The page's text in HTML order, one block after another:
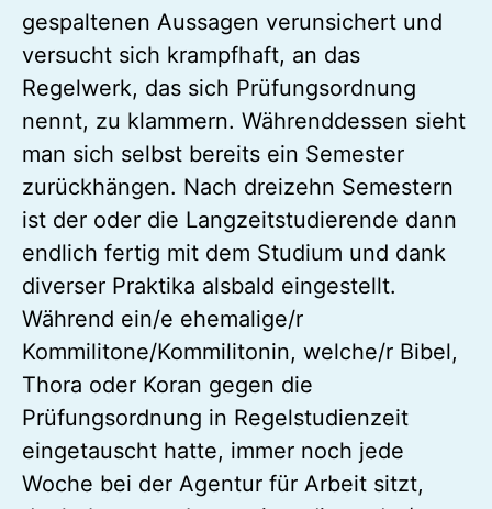
gespaltenen Aussagen verunsichert und
versucht sich krampfhaft, an das
Regelwerk, das sich Prüfungsordnung
nennt, zu klammern. Währenddessen sieht
man sich selbst bereits ein Semester
zurückhängen. Nach dreizehn Semestern
ist der oder die Langzeitstudierende dann
endlich fertig mit dem Studium und dank
diverser Praktika alsbald eingestellt.
Während ein/e ehemalige/r
Kommilitone/Kommilitonin, welche/r Bibel,
Thora oder Koran gegen die
Prüfungsordnung in Regelstudienzeit
eingetauscht hatte, immer noch jede
Woche bei der Agentur für Arbeit sitzt,